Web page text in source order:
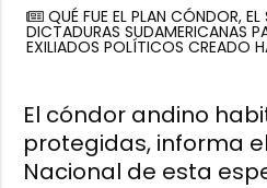
QUÉ FUE EL PLAN CÓNDOR,
DICTADURAS SUDAMERICANAS
EXILIADOS POLÍTICOS CREADO
El cóndor andino
protegidas, informa
Nacional de esta